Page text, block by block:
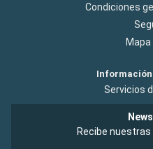
Condiciones
Servicios
Recibe